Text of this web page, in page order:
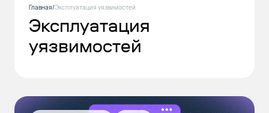
Главная Эксплуатация уязвимостей
Эксплуатация
уязвимостей